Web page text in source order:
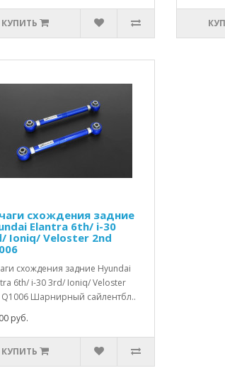
КУПИТЬ
схождения задние
Elantra 6th/ i-30
Ioniq/ Veloster 2nd
схождения задние Hyundai
6th/ i-30 3rd/ Ioniq/ Veloster
Шарнирный сайлентбл..
руб.
КУПИТЬ